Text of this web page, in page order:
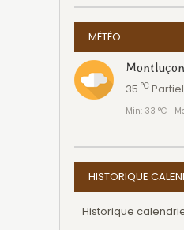
MÉTÉO
Montluçon
35 °C
Min: 33 °C |
HISTORIQUE
Historique